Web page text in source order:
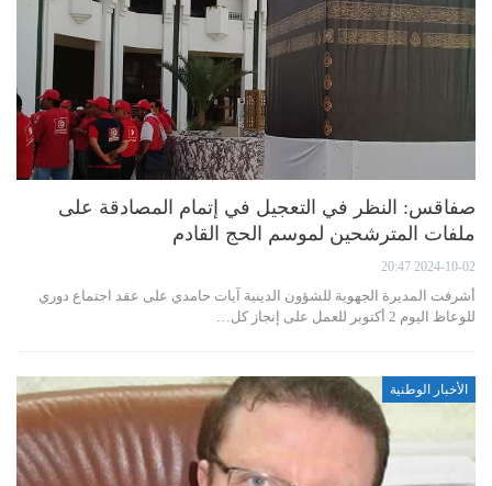
صفاقس: النظر في التعجيل في إتمام المصادقة على
ملفات المترشحين لموسم الحج القادم
2024-10-02 20:47
أشرفت المديرة الجهوية للشؤون الدينية آيات حامدي على عقد اجتماع دوري
للوعاظ اليوم 2 أكتوبر للعمل على إنجاز كل…
الأخبار الوطنية